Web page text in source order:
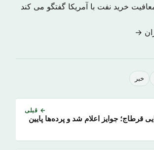
خرید نفت با آمریکا گفتگو می کند
→
خبر
← قبلی
قرطاج؛ جوایز اعلام شد و پرده‌ها پایین